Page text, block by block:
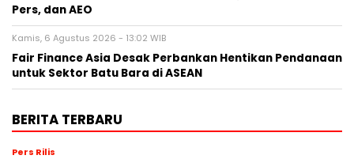
Pers, dan AEO
Kamis, 6 Agustus 2026 - 13:02 WIB
Fair Finance Asia Desak Perbankan Hentikan Pendanaan
untuk Sektor Batu Bara di ASEAN
BERITA TERBARU
Pers Rilis